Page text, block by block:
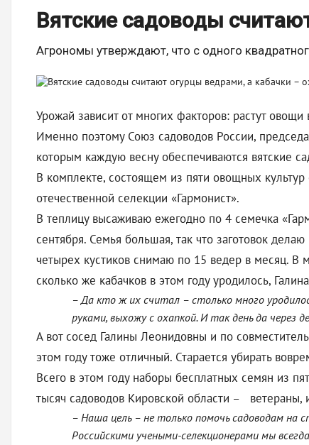
Вятские садоводы
Агрономы утверждают, что с одного
Урожай зависит от многих факторов: растут
Именно поэтому Союз садоводов России,
которым каждую весну обеспечиваются вятские
В комплекте, состоящем из пяти овощных культур
отечественной селекции «Гармонист».
В теплицу высаживаю ежегодно по 4 семечка
сентября. Семья большая, так что заготовок
четырех кустиков снимаю по 15 ведер в месяц. В
сколько же кабачков в этом году уродилось,
– Да кто ж их считал – столько много
руками, выхожу с охапкой. И так день да через
А вот сосед Галины Леонидовны и по
этом году тоже отличный. Старается убирать
Всего в этом году наборы бесплатных семян из
тысяч садоводов Кировской области –
– Наша цель – не только помочь садоводам на
Российскими учеными-селекционерами мы